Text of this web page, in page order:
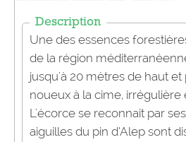
Description
Une des essences
de la région
jusqu'à 20 mètres de haut
noueux à la cime, irrégulière
L'écorce se reconnait par
aiguilles du pin d’Alep sont